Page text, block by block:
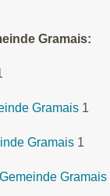
Gramais:
Gramais 1
Gramais 1
Gramais